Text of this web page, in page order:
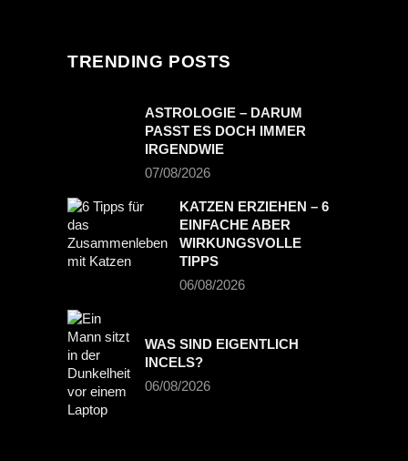
TRENDING POSTS
ASTROLOGIE – DARUM
PASST ES DOCH IMMER
IRGENDWIE
07/08/2026
KATZEN ERZIEHEN – 6
EINFACHE ABER
WIRKUNGSVOLLE
TIPPS
06/08/2026
WAS SIND EIGENTLICH
INCELS?
06/08/2026